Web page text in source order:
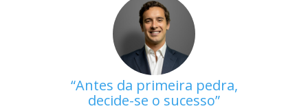
Antes da primeira pedra,
decide-se o sucesso